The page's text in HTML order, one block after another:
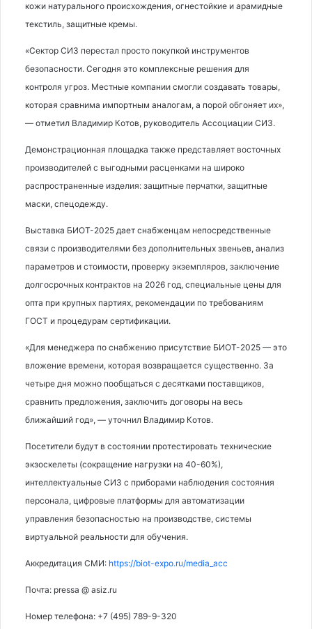
кожи натурального происхождения, огнестойкие и арамидные
текстиль, защитные кремы.
«Сектор СИЗ перестал просто покупкой инструментов
безопасности. Сегодня это комплексные решения для
контроля угроз. Местные компании смогли создавать товары,
которая сравнима импортным аналогам, а порой обгоняет их»,
— отметил Владимир Котов, руководитель Ассоциации СИЗ.
Демонстрационная площадка также представляет восточных
производителей с выгодными расценками на широко
распространенные изделия: защитные перчатки, защитные
маски, спецодежду.
Выставка БИОТ-2025 дает снабженцам непосредственные
связи с производителями без дополнительных звеньев, анализ
параметров и стоимости, проверку экземпляров, заключение
долгосрочных контрактов на 2026 год, специальные цены для
опта при крупных партиях, рекомендации по требованиям
ГОСТ и процедурам сертификации.
«Для менеджера по снабжению присутствие БИОТ-2025 — это
вложение времени, которая возвращается существенно. За
четыре дня можно пообщаться с десятками поставщиков,
сравнить предложения, заключить договоры на весь
ближайший год», — уточнил Владимир Котов.
Посетители будут в состоянии протестировать технические
экзоскелеты (сокращение нагрузки на 40-60%),
интеллектуальные СИЗ с приборами наблюдения состояния
персонала, цифровые платформы для автоматизации
управления безопасностью на производстве, системы
виртуальной реальности для обучения.
Аккредитация СМИ: https://biot-expo.ru/media_acc
Почта: pressa @ asiz.ru
Номер телефона: +7 (495) 789-9-320